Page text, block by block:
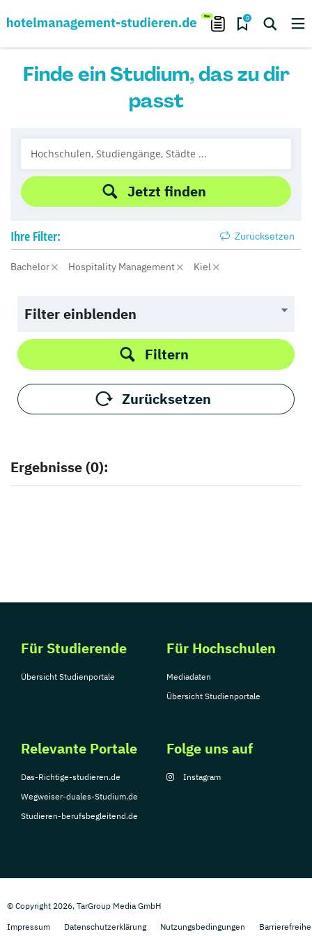
0
Finde ein Studium, das zu dir
passt
Jetzt finden
Ihre Filter: Zurücksetzen
Bachelor Hospitality Management Kiel
Filter einblenden
Filtern
Zurücksetzen
Ergebnisse (0):
Für Studierende
Übersicht Studienportale
Für Hochschulen
Mediadaten
Übersicht Studienportale
Relevante Portale
Das-Richtige-studieren.de
Wegweiser-duales-Studium.de
Studieren-berufsbegleitend.de
Folge uns auf
Instagram
© Copyright 2026, TarGroup Media GmbH
Impressum
Datenschutzerklärung Nutzungsbedingungen